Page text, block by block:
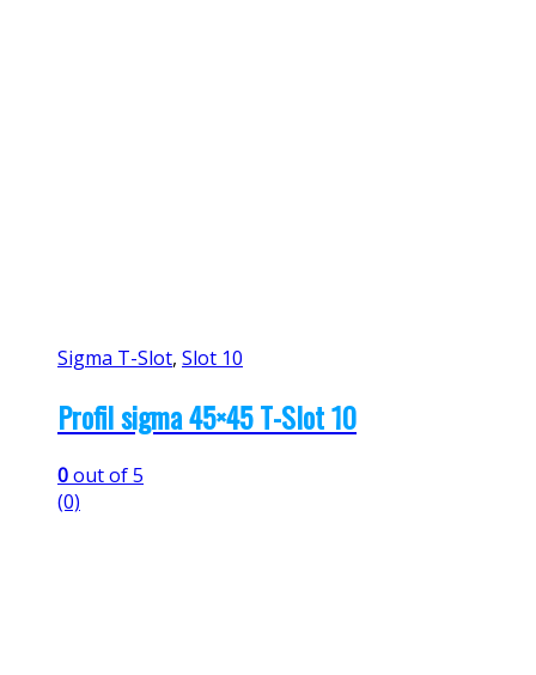
Sigma T-Slot, Slot 10
Profil sigma 45×45 T-Slot 10
0out of 5
(0)